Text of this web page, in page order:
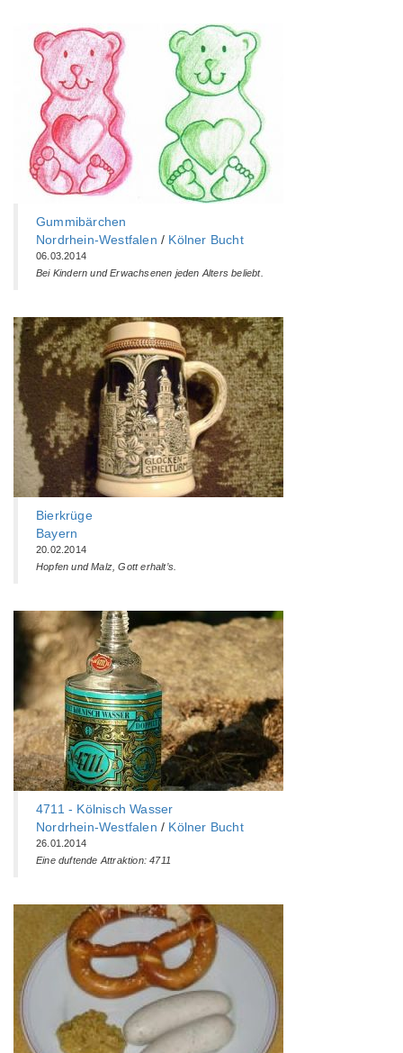
Gummibärchen
Nordrhein-Westfalen / Kölner Bucht
06.03.2014
Bei Kindern und Erwachsenen jeden Alters beliebt.
Bierkrüge
Bayern
20.02.2014
Hopfen und Malz, Gott erhalt’s.
4711 - Kölnisch Wasser
Nordrhein-Westfalen / Kölner Bucht
26.01.2014
Eine duftende Attraktion: 4711